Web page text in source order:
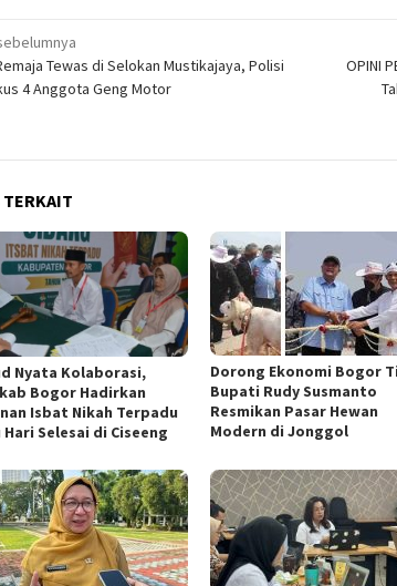
Tewas di Selokan Mustikajaya, Polisi
4 Anggota Geng Motor
OPINI
TERKAIT
Nyata Kolaborasi,
Bogor Hadirkan
Isbat Nikah Terpadu
Selesai di Ciseeng
Dorong Ekonomi Bogor
Bupati Rudy Susmanto
Resmikan Pasar Hewan
Modern di Jonggol